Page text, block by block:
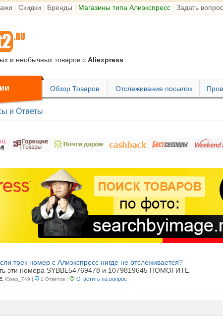
| Скидки | Бренды | Магазины типа Алиэкспресс | Задать
и необычных товаров с Aliexpress
Обзор Товаров Отслеживание посылок
и Ответы
трек номер с Алиэкспресс нигде не отслеживается?
эти номера SYBBL54769478 и 1079819645 ПОМОГИТЕ
Юзер_749 | 1 Ответов | Ответить на вопрос